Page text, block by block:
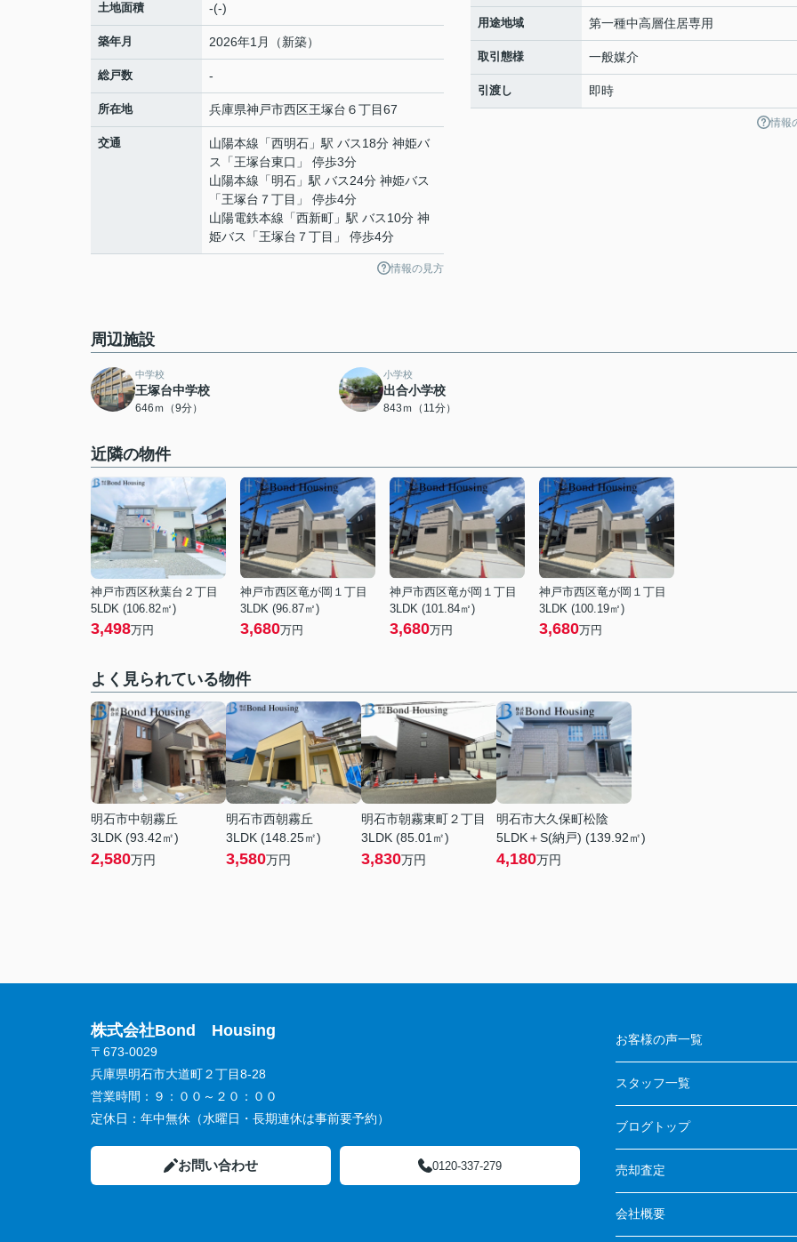
土地面積 -(-)
築年月 2026年1月（新築）
総戸数 -
所在地 兵庫県神戸市西区王塚台 ６丁目67
交通 山陽本線 「西明石 」駅 バス18分 神姫バ
ス「王塚台東口」 停歩3分
山陽本線 「明石 」駅 バス24分 神姫バス
「王塚台７丁目」 停歩4分
山陽電鉄本線 「西新町 」駅 バス10分 神
姫バス「王塚台７丁目」 停歩4分
情報の見方
用途地域 第一種中高層住居専用
取引態様 一般媒介
引渡し 即時
情報
周辺施設
中学校
王塚台中学校
646ｍ（9分）
小学校
出合小学校
843ｍ（11分）
近隣の物件
神戸市西区秋葉台２丁目
5LDK (106.82㎡)
3,498万円
神戸市西区竜が岡１丁目
3LDK (96.87㎡)
3,680万円
神戸市西区竜が岡１丁目
3LDK (101.84㎡)
3,680万円
神戸市西区竜が岡１丁目
3LDK (100.19㎡)
3,680万円
よく見られている物件
明石市中朝霧丘
3LDK (93.42㎡)
2,580万円
明石市西朝霧丘
3LDK (148.25㎡)
3,580万円
明石市朝霧東町２丁目
3LDK (85.01㎡)
3,830万円
明石市大久保町松陰
5LDK＋S(納戸) (139.92㎡)
4,180万円
株式会社Bond Housing
〒673-0029
兵庫県明石市大道町２丁目8-28
営業時間： ９：００～２０：００
定休日： 年中無休（水曜日・長期連休は事前要予約）
お問い合わせ 0120-337-279
お客様の声一覧
スタッフ一覧
ブログトップ
売却査定
会社概要